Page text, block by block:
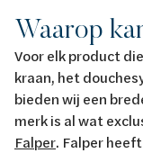
Waarop
Voor elk product
kraan, het
bieden wij een
merk is al wat
Falper. Falper